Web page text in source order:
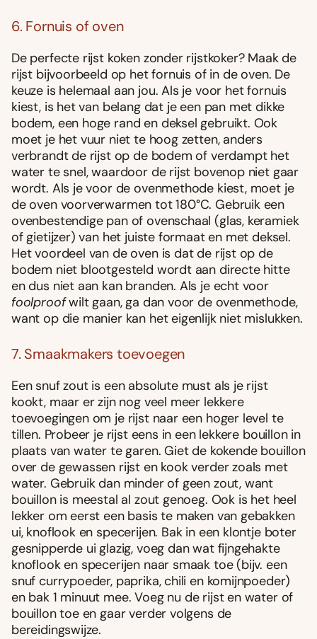
6. Fornuis of oven
De perfecte rijst koken zonder rijstkoker? Maak de
rijst bijvoorbeeld op het fornuis of in de oven. De
keuze is helemaal aan jou. Als je voor het fornuis
kiest, is het van belang dat je een pan met dikke
bodem, een hoge rand en deksel gebruikt. Ook
moet je het vuur niet te hoog zetten, anders
verbrandt de rijst op de bodem of verdampt het
water te snel, waardoor de rijst bovenop niet gaar
wordt. Als je voor de ovenmethode kiest, moet je
de oven voorverwarmen tot 180°C. Gebruik een
ovenbestendige pan of ovenschaal (glas, keramiek
of gietijzer) van het juiste formaat en met deksel.
Het voordeel van de oven is dat de rijst op de
bodem niet blootgesteld wordt aan directe hitte
en dus niet aan kan branden. Als je echt voor
foolproofwilt gaan, ga dan voor de ovenmethode,
want op die manier kan het eigenlijk niet mislukken.
7. Smaakmakers toevoegen
Een snuf zout is een absolute must als je rijst
kookt, maar er zijn nog veel meer lekkere
toevoegingen om je rijst naar een hoger level te
tillen. Probeer je rijst eens in een lekkere bouillon in
plaats van water te garen. Giet de kokende bouillon
over de gewassen rijst en kook verder zoals met
water. Gebruik dan minder of geen zout, want
bouillon is meestal al zout genoeg. Ook is het heel
lekker om eerst een basis te maken van gebakken
ui, knoflook en specerijen. Bak in een klontje boter
gesnipperde ui glazig, voeg dan wat fijngehakte
knoflook en specerijen naar smaak toe (bijv. een
snuf currypoeder, paprika, chili en komijnpoeder)
en bak 1 minuut mee. Voeg nu de rijst en water of
bouillon toe en gaar verder volgens de
bereidingswijze.